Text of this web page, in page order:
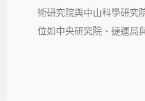
術研究院與中山科學研究
位如中央研究院、捷運局